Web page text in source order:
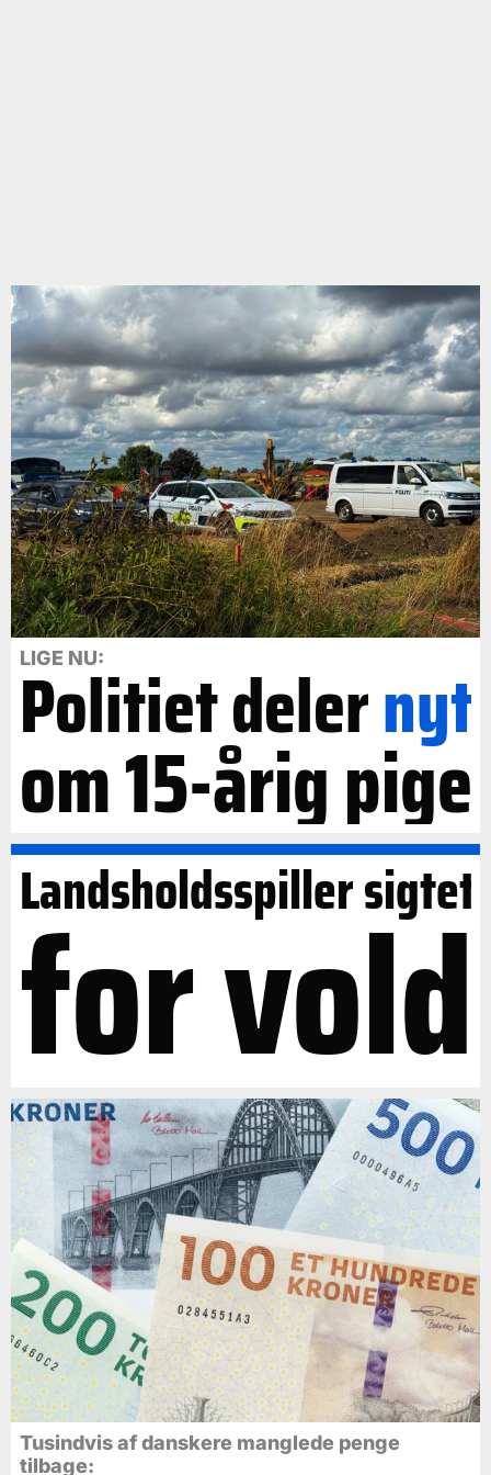
LIGE NU:
Politiet delernyt
om 15-årig pige
Landsholdsspiller sigtet
for vold
Tusindvis af danskere manglede penge
tilbage: